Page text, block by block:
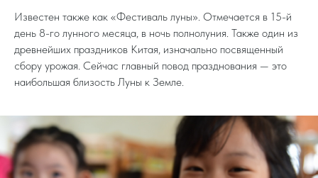
Известен также как «Фестиваль луны». Отмечается в 15-й
день 8-го лунного месяца, в ночь полнолуния. Также один из
древнейших праздников Китая, изначально посвященный
сбору урожая. Сейчас главный повод празднования — это
наибольшая близость Луны к Земле.